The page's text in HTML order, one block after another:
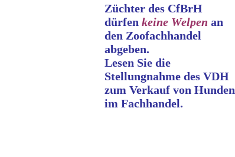
Züchter des CfBrH
dürfen keine Welpen an
den Zoofachhandel
abgeben.
Lesen Sie die
Stellungnahme des VDH
zum Verkauf von Hunden
im Fachhandel.